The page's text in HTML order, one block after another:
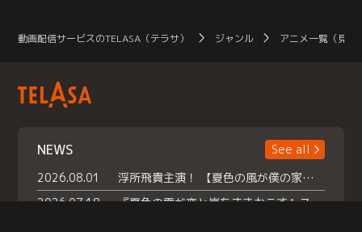
動画配信サービスのTELASA（テラサ） ジャンル アニメ一覧（見放
NEWS
See all
2026.08.01
浮所飛貴主演！ 【夏色の風が僕の家にやってきた】 本日よりテラサで独占配信スタート！
2026.07.18
『夏色の雲が恋と嵐をまきおこす』スペシャルメイキング 【Part1】2026年７月18日（土）23時30分～配信スタート！話題のシーンの裏側を大公開！豪華キャスト大集合！ 『武宮家 真夏の家族会議』開催！